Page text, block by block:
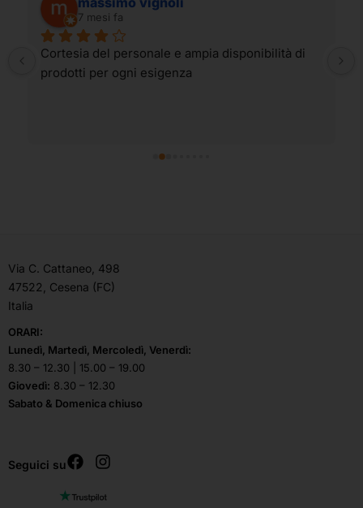
7 mesi fa
Cortesia del personale e ampia disponibilità di
prodotti per ogni esigenza
Via C. Cattaneo, 498
47522, Cesena (FC)
Italia
ORARI:
Lunedì, Martedì, Mercoledì, Venerdì:
8.30 – 12.30 | 15.00 – 19.00
Giovedì: 8.30 – 12.30
Sabato & Domenica chiuso
Seguici su